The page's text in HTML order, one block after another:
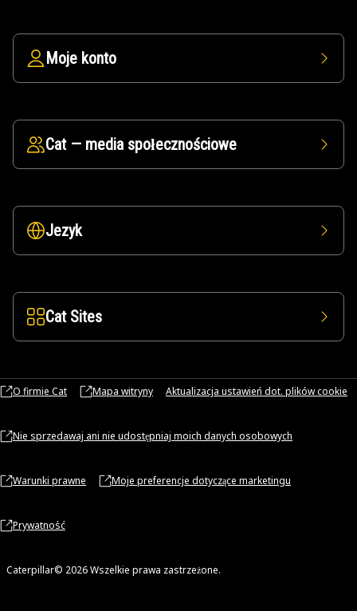
Moje konto
Cat — media społecznościowe
Jezyk
Cat Sites
O firmie Cat Mapa witryny Aktualizacja ustawień dot. plików cookie
Nie sprzedawaj ani nie udostępniaj moich danych osobowych
Warunki prawne Moje preferencje dotyczące marketingu
Prywatność
Caterpillar© 2026 Wszelkie prawa zastrzeżone.